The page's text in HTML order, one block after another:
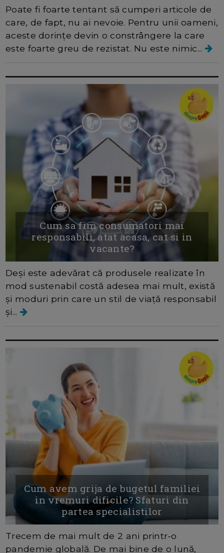
Poate fi foarte tentant să cumperi articole de
care, de fapt, nu ai nevoie. Pentru unii oameni,
aceste dorințe devin o constrângere la care
este foarte greu de rezistat. Nu este nimic...
Cum sa fim consumatori mai
responsabili, atat acasa, cat si in
vacante?
Deși este adevărat că produsele realizate în
mod sustenabil costă adesea mai mult, există
și moduri prin care un stil de viață responsabil
și...
Cum avem grija de bugetul familiei
in vremuri dificile? Sfaturi din
partea specialistilor
Trecem de mai mult de 2 ani printr-o
pandemie globală. De mai bine de o lună,